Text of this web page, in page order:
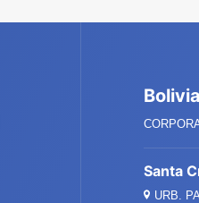
Bolivia
Santa
URB.